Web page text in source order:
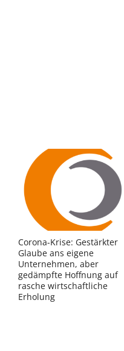
Corona-Krise: Gestärkter
Glaube ans eigene
Unternehmen, aber
gedämpfte Hoffnung auf
rasche wirtschaftliche
Erholung